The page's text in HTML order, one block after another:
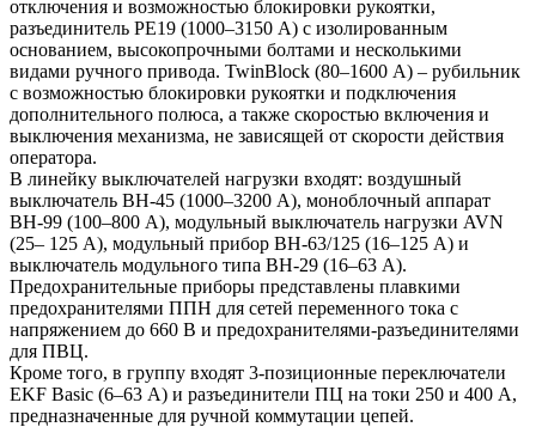
отключения и возможностью блокировки рукоятки,
разъединитель РЕ19 (1000–3150 А) с изолированным
основанием, высокопрочными болтами и несколькими
видами ручного привода. TwinBlock (80–1600 А) – рубильник
с возможностью блокировки рукоятки и подключения
дополнительного полюса, а также скоростью включения и
выключения механизма, не зависящей от скорости действия
оператора.
В линейку выключателей нагрузки входят: воздушный
выключатель ВН-45 (1000–3200 А), моноблочный аппарат
ВН-99 (100–800 А), модульный выключатель нагрузки AVN
(25– 125 А), модульный прибор ВН-63/125 (16–125 А) и
выключатель модульного типа ВН-29 (16–63 А).
Предохранительные приборы представлены плавкими
предохранителями ППН для сетей переменного тока с
напряжением до 660 В и предохранителями-разъединителями
для ПВЦ.
Кроме того, в группу входят 3-позиционные переключатели
EKF Basic (6–63 А) и разъединители ПЦ на токи 250 и 400 А,
предназначенные для ручной коммутации цепей.